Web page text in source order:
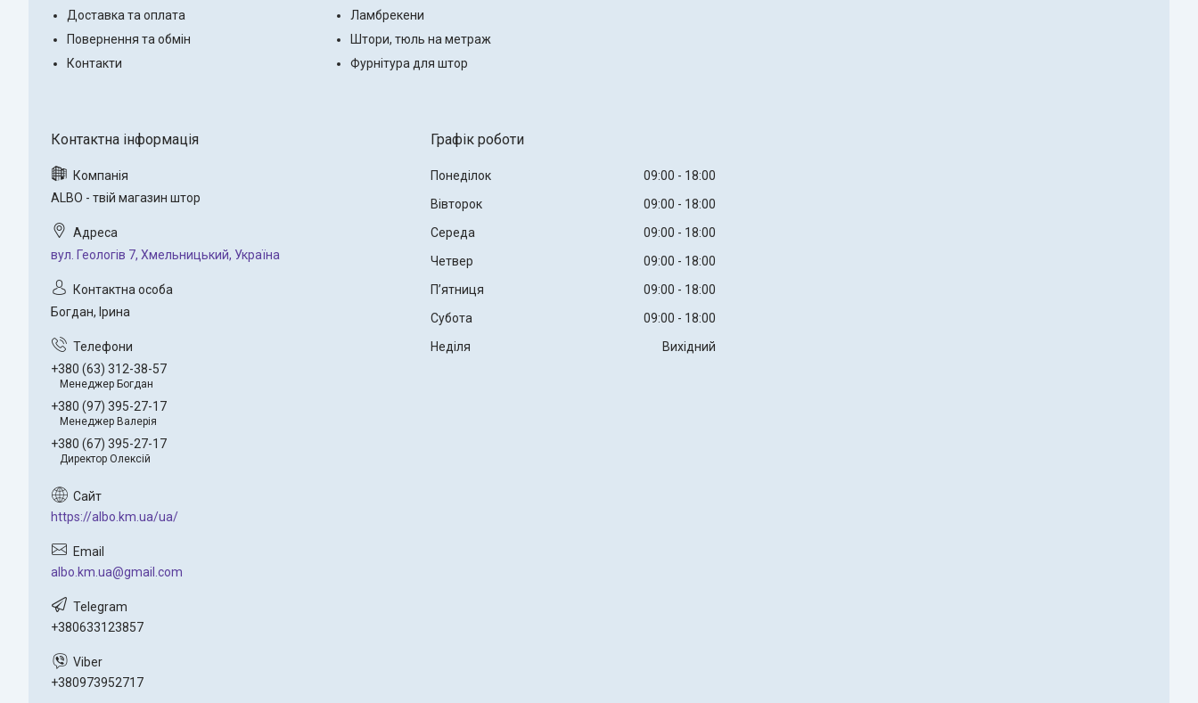
Доставка та оплата
Повернення та обмін
Контакти
Ламбрекени
Штори, тюль на метраж
Фурнітура для штор
ALBO - твій магазин штор
вул. Геологів 7, Хмельницький, Україна
Богдан, Ірина
+380 (63) 312-38-57
Менеджер Богдан
+380 (97) 395-27-17
Менеджер Валерія
+380 (67) 395-27-17
Директор Олексій
https://albo.km.ua/ua/
albo.km.ua@gmail.com
+380633123857
+380973952717
Графік роботи
Понеділок 09:00
18:00
Вівторок
09:00
18:00
Середа
09:00
18:00
Четвер
09:00
18:00
Пʼятниця
09:00
18:00
Субота
09:00
18:00
Неділя
Вихідний